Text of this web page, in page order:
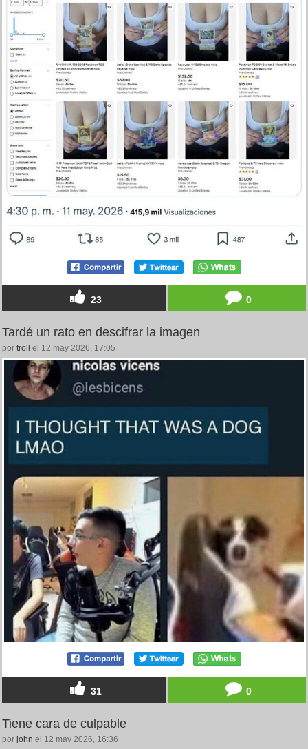
23 0
Tardé un rato en descifrar la imagen
por troll el 12 may 2026, 17:05
31 0
Tiene cara de culpable
por john el 12 may 2026, 16:36